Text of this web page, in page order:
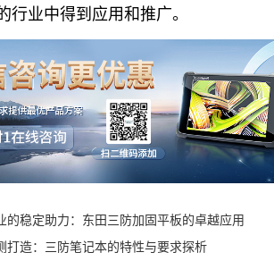
行业中得到应用和推广。
的稳定助力：东田三防加固平板的卓越应用
打造：三防笔记本的特性与要求探析